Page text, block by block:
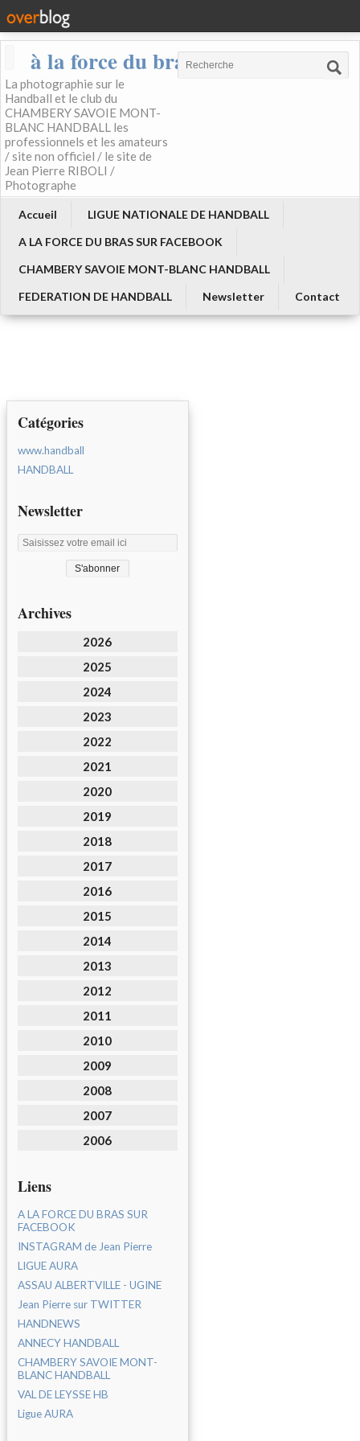
à la force du bras
La photographie sur le
Handball et le club du
CHAMBERY SAVOIE MONT-
BLANC HANDBALL les
professionnels et les amateurs
/ site non officiel / le site de
Jean Pierre RIBOLI /
Photographe
Accueil
LIGUE NATIONALE DE HANDBALL
A LA FORCE DU BRAS SUR FACEBOOK
CHAMBERY SAVOIE MONT-BLANC HANDBALL
FEDERATION DE HANDBALL
Newsletter Contact
Catégories
www.handball
HANDBALL
Newsletter
Archives
2026
2025
2024
2023
2022
2021
2020
2019
2018
2017
2016
2015
2014
2013
2012
2011
2010
2009
2008
2007
2006
Liens
A LA FORCE DU BRAS SUR
FACEBOOK
INSTAGRAM de Jean Pierre
LIGUE AURA
ASSAU ALBERTVILLE - UGINE
Jean Pierre sur TWITTER
HANDNEWS
ANNECY HANDBALL
CHAMBERY SAVOIE MONT-
BLANC HANDBALL
VAL DE LEYSSE HB
Ligue AURA